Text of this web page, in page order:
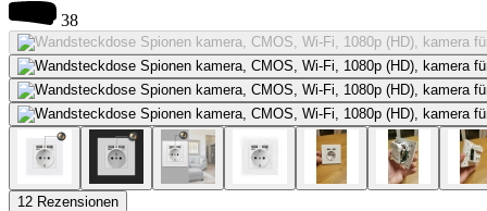
38
12 Rezensionen